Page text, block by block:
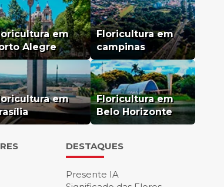
em
Alegre
Floricultura em
campinas
em
Floricultura em
Belo Horizonte
DESTAQUES
Presente IA